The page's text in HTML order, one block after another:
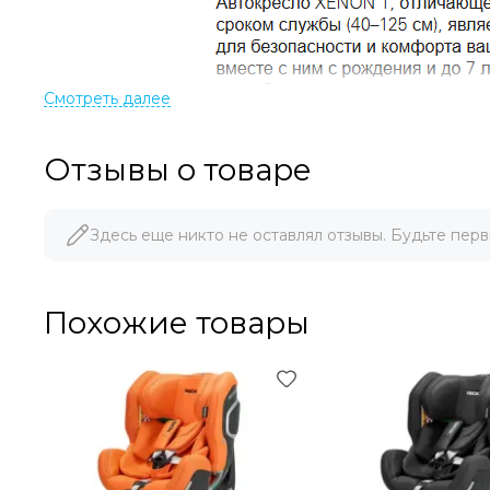
Отзывы о товаре
Здесь еще никто не оставлял отзывы. Будьте
Похожие товары